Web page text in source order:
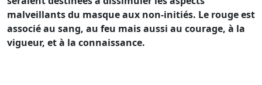
malveillants du masque aux non-initiés. Le rouge est
associé au sang, au feu mais aussi au courage, à la
vigueur, et à la connaissance.